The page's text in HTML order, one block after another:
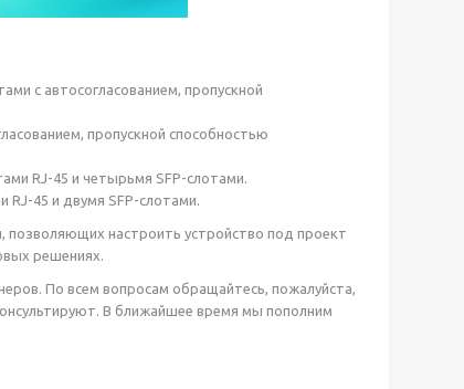
с автосогласованием, пропускной
пропускной способностью
RJ-45 и четырьмя SFP-слотами.
45 и двумя SFP-слотами.
позволяющих настроить устройство под проект
решениях.
По всем вопросам обращайтесь, пожалуйста,
В ближайшее время мы пополним